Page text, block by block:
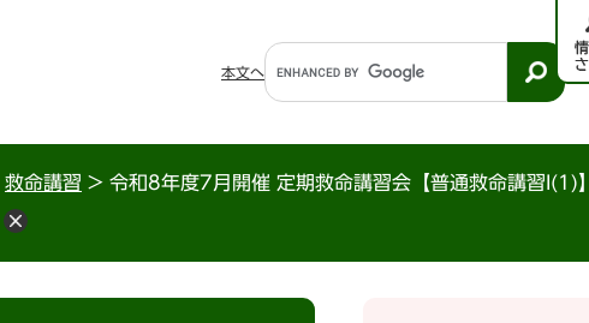
情
報
さ
が
本文へ
G
o
g
l
ス
救命講習 > 令和8年度7月開催 定期救命講習会【普通救命講習I(1)】